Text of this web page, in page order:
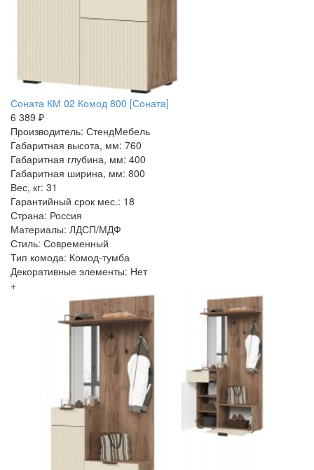
Соната КМ 02 Комод 800 [Соната]
6 389 ₽
Производитель: СтендМебель
Габаритная высота, мм: 760
Габаритная глубина, мм: 400
Габаритная ширина, мм: 800
Вес, кг: 31
Гарантийный срок мес.: 18
Страна: Россия
Материалы: ЛДСП/МДФ
Стиль: Современный
Тип комода: Комод-тумба
Декоративные элементы: Нет
+